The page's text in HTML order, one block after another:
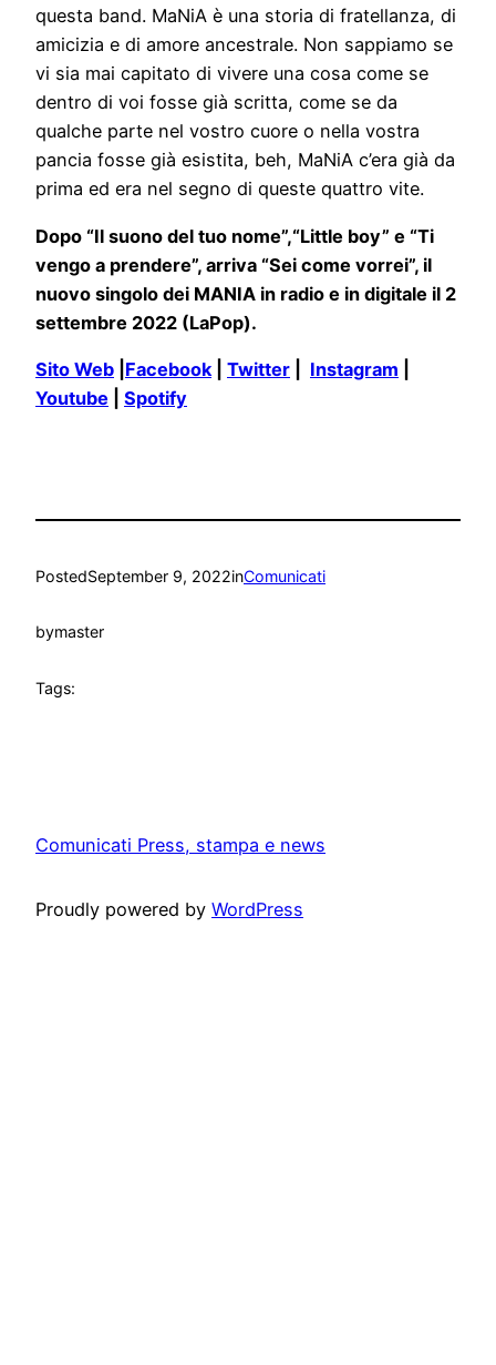
questa band. MaNiA è una storia di fratellanza, di
amicizia e di amore ancestrale. Non sappiamo se
vi sia mai capitato di vivere una cosa come se
dentro di voi fosse già scritta, come se da
qualche parte nel vostro cuore o nella vostra
pancia fosse già esistita, beh, MaNiA c’era già da
prima ed era nel segno di queste quattro vite.
Dopo “Il suono del tuo nome”,“Little boy” e “Ti
vengo a prendere”, arriva “Sei come vorrei”, il
nuovo singolo dei MANIA in radio e in digitale il 2
settembre 2022 (LaPop).
Sito Web Facebook| Twitter Instagram
Youtube
Spotify
PostedSeptember 9, 2022inComunicati
bymaster
Tags:
Comunicati Press, stampa e news
Proudly powered by WordPress